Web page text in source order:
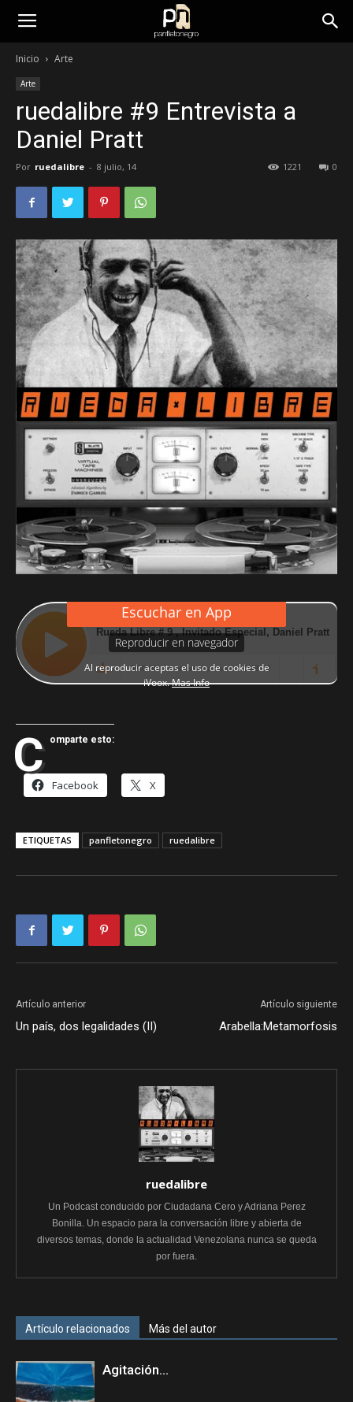
panfletonegro
Inicio Arte
Arte
ruedalibre #9 Entrevista a
Daniel Pratt
Por ruedalibre - 8 julio, 14 0
1221
C omparte esto:
Facebook X
ETIQUETAS panfletonegro ruedalibre
Artículo anterior
Un país, dos legalidades (II)
Artículo siguiente
Arabella:Metamorfosis
ruedalibre
Un Podcast conducido por Ciudadana Cero y Adriana Perez
Bonilla. Un espacio para la conversación libre y abierta de
diversos temas, donde la actualidad Venezolana nunca se queda
por fuera.
Artículo relacionados Más del autor
Agitación…